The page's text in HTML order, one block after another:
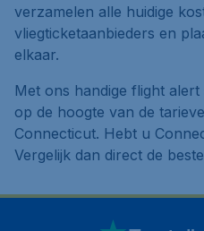
verzamelen alle huidige
vliegticketaanbieders en
elkaar.
Met ons handige flight
op de hoogte van de
Connecticut. Hebt u
Vergelijk dan direct de